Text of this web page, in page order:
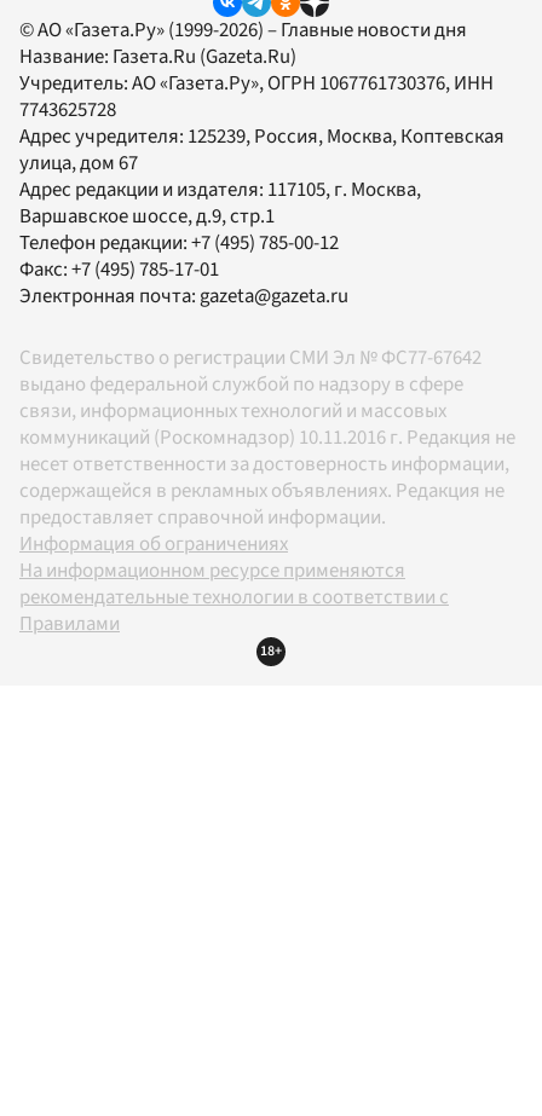
© АО «Газета.Ру» (1999-2026) – Главные новости дня
Название: Газета.Ru (Gazeta.Ru)
Учредитель:АО «Газета.Ру», ОГРН 1067761730376, ИНН
7743625728
Адрес учредителя: 125239, Россия, Москва, Коптевская
улица, дом 67
Адрес редакции и издателя: 117105, г. Москва,
Варшавское шоссе, д.9, стр.1
Телефон редакции:+7 (495) 785-00-12
Факс:+7 (495) 785-17-01
Электронная почта:gazeta@gazeta.ru
Свидетельство о регистрации СМИ Эл № ФС77-67642
выдано федеральной службой по надзору в сфере
связи, информационных технологий и массовых
коммуникаций (Роскомнадзор) 10.11.2016 г. Редакция не
несет ответственности за достоверность информации,
содержащейся в рекламных объявлениях. Редакция не
предоставляет справочной информации.
Информация об ограничениях
На информационном ресурсе применяются
рекомендательные технологии в соответствии с
Правилами
18+